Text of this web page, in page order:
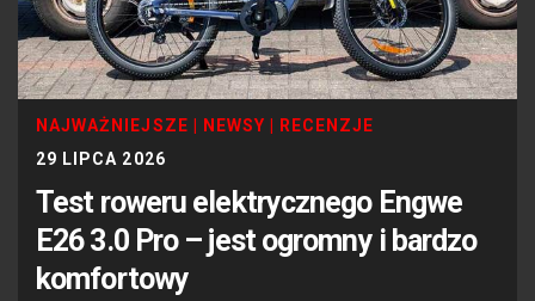
NAJWAŻNIEJSZE NEWSY
RECENZJE
29 LIPCA 2026
Test roweru elektrycznego Engwe
E26 3.0 Pro – jest ogromny i bardzo
komfortowy